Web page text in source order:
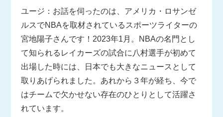
ユージ：お話を伺ったのは、アメリカ・ロサンゼ
ルスでNBAを取材されているスポーツライターの
宮地陽子さんです！2023年1月。NBAの名門とし
て知られるレイカーズの試合に八村選手が初めて
出場した時には、日本でも大きなニュースとして
取りあげられました。あれから３年が経ち、今で
はチームで欠かせない存在のひとりとして活躍さ
れています。